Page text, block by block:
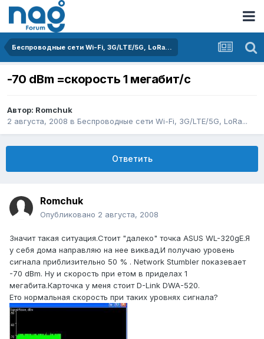
Беспроводные сети Wi-Fi, 3G/LTE/5G, LoRa...
-70 dBm =скорость 1 мегабит/с
Автор: Romchuk
2 августа, 2008 в Беспроводные сети Wi-Fi, 3G/LTE/5G, LoRa...
Ответить
Romchuk
Опубликовано 2 августа, 2008
Значит такая ситуация.Стоит "далеко" точка ASUS WL-320gE.Я
у себя дома направляю на нее виквад.И получаю уровень
сигнала приблизительно 50 % . Network Stumbler показевает
-70 dBm. Ну и скорость при етом в приделах 1
мегабита.Карточка у меня стоит D-Link DWA-520.
Ето нормальная скорость при таких уровнях сигнала?